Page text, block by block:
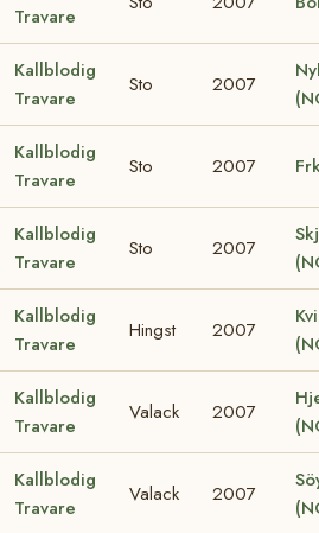
Travare
Kallblodig
Travare
Sto 2007
Kallblodig
Travare
Sto 2007
Kallblodig
Travare
Sto 2007
Kallblodig
Travare
Hingst 2007
Kallblodig
Travare
Valack 2007
Kallblodig
Travare
Valack 2007